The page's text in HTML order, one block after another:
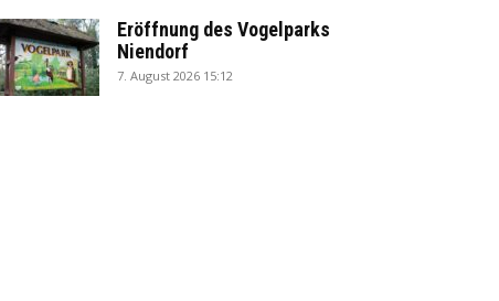
Eröffnung des Vogelparks
Niendorf
7. August 2026 15:12